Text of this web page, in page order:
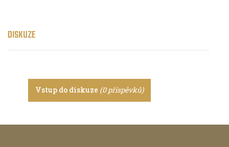
DISKUZE
Vstup do diskuze (0 příspěvků)